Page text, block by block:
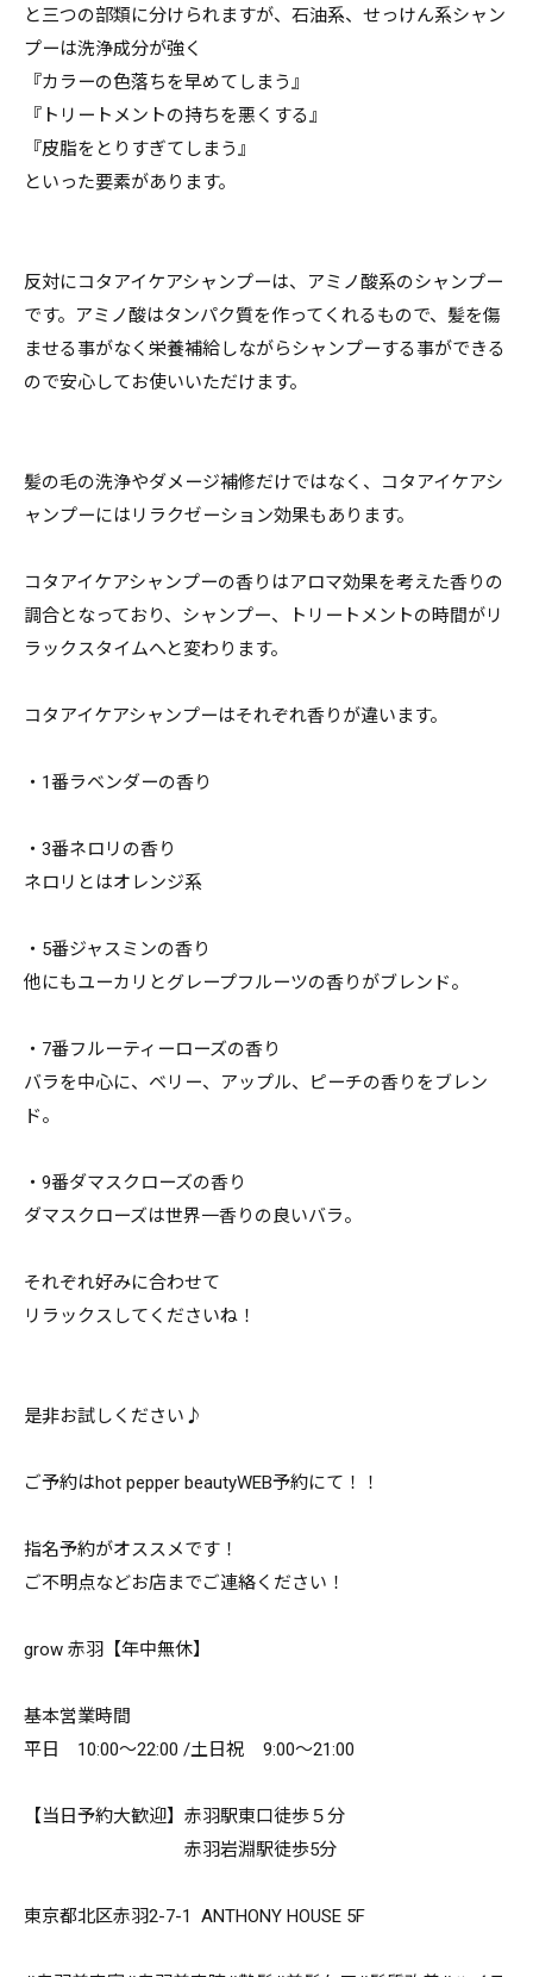
と三つの部類に分けられますが、石油系、せっけん系シャン
プーは洗浄成分が強く
『カラーの色落ちを早めてしまう』
『トリートメントの持ちを悪くする』
『皮脂をとりすぎてしまう』
といった要素があります。
反対にコタアイケアシャンプーは、アミノ酸系のシャンプー
です。アミノ酸はタンパク質を作ってくれるもので、髪を傷
ませる事がなく栄養補給しながらシャンプーする事ができる
ので安心してお使いいただけます。
髪の毛の洗浄やダメージ補修だけではなく、コタアイケアシ
ャンプーにはリラクゼーション効果もあります。
コタアイケアシャンプーの香りはアロマ効果を考えた香りの
調合となっており、シャンプー、トリートメントの時間がリ
ラックスタイムへと変わります。
コタアイケアシャンプーはそれぞれ香りが違います。
・1番ラベンダーの香り
・3番ネロリの香り
ネロリとはオレンジ系
・5番ジャスミンの香り
他にもユーカリとグレープフルーツの香りがブレンド。
・7番フルーティーローズの香り
バラを中心に、ベリー、アップル、ピーチの香りをブレン
ド。
・9番ダマスクローズの香り
ダマスクローズは世界一香りの良いバラ。
それぞれ好みに合わせて
リラックスしてくださいね！
是非お試しください♪
ご予約はhot pepper beautyWEB予約にて！！
指名予約がオススメです！
ご不明点などお店までご連絡ください！
grow 赤羽【年中無休】
基本営業時間
平日 10:00～22:00 /土日祝 9:00～21:00
【当日予約大歓迎】赤羽駅東口徒歩５分
赤羽岩淵駅徒歩5分
東京都北区赤羽2-7-1 ANTHONY HOUSE 5F